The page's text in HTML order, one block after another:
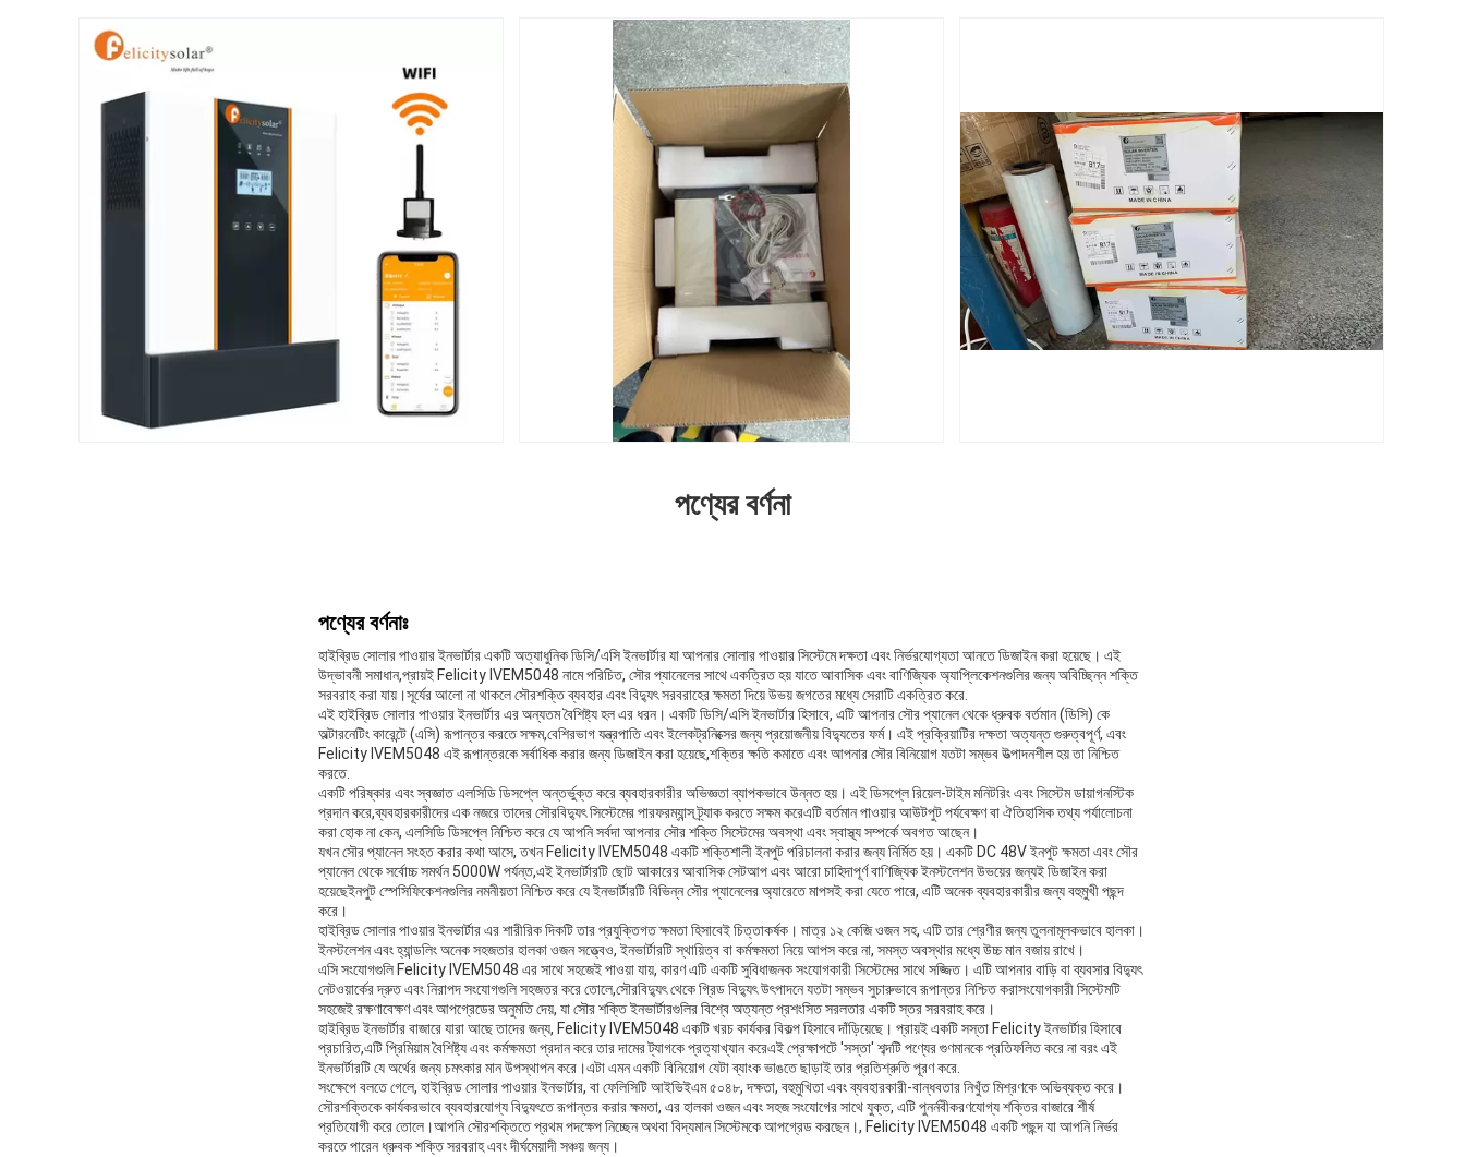
পণ্যের বর্ণনা
পণ্যের বর্ণনাঃ
হাইব্রিড সোলার পাওয়ার ইনভার্টার একটি অত্যাধুনিক ডিসি/এসি ইনভার্টার যা আপনার সোলার পাওয়ার সিস্টেমে দক্ষতা এবং নির্ভরযোগ্যতা আনতে ডিজাইন করা হয়েছে। এই
উদ্ভাবনী সমাধান,প্রায়ই Felicity IVEM5048 নামে পরিচিত, সৌর প্যানেলের সাথে একত্রিত হয় যাতে আবাসিক এবং বাণিজ্যিক অ্যাপ্লিকেশনগুলির জন্য অবিচ্ছিন্ন শক্তি
সরবরাহ করা যায়।সূর্যের আলো না থাকলে সৌরশক্তি ব্যবহার এবং বিদ্যুৎ সরবরাহের ক্ষমতা দিয়ে উভয় জগতের মধ্যে সেরাটি একত্রিত করে.
এই হাইব্রিড সোলার পাওয়ার ইনভার্টার এর অন্যতম বৈশিষ্ট্য হল এর ধরন। একটি ডিসি/এসি ইনভার্টার হিসাবে, এটি আপনার সৌর প্যানেল থেকে ধ্রুবক বর্তমান (ডিসি) কে
অল্টারনেটিং কারেন্টে (এসি) রূপান্তর করতে সক্ষম,বেশিরভাগ যন্ত্রপাতি এবং ইলেকট্রনিক্সের জন্য প্রয়োজনীয় বিদ্যুতের ফর্ম। এই প্রক্রিয়াটির দক্ষতা অত্যন্ত গুরুত্বপূর্ণ, এবং
Felicity IVEM5048 এই রূপান্তরকে সর্বাধিক করার জন্য ডিজাইন করা হয়েছে,শক্তির ক্ষতি কমাতে এবং আপনার সৌর বিনিয়োগ যতটা সম্ভব উত্পাদনশীল হয় তা নিশ্চিত
করতে.
একটি পরিষ্কার এবং স্বজ্ঞাত এলসিডি ডিসপ্লে অন্তর্ভুক্ত করে ব্যবহারকারীর অভিজ্ঞতা ব্যাপকভাবে উন্নত হয়। এই ডিসপ্লে রিয়েল-টাইম মনিটরিং এবং সিস্টেম ডায়াগনস্টিক
প্রদান করে,ব্যবহারকারীদের এক নজরে তাদের সৌরবিদ্যুৎ সিস্টেমের পারফরম্যান্স ট্র্যাক করতে সক্ষম করেএটি বর্তমান পাওয়ার আউটপুট পর্যবেক্ষণ বা ঐতিহাসিক তথ্য পর্যালোচনা
করা হোক না কেন, এলসিডি ডিসপ্লে নিশ্চিত করে যে আপনি সর্বদা আপনার সৌর শক্তি সিস্টেমের অবস্থা এবং স্বাস্থ্য সম্পর্কে অবগত আছেন।
যখন সৌর প্যানেল সংহত করার কথা আসে, তখন Felicity IVEM5048 একটি শক্তিশালী ইনপুট পরিচালনা করার জন্য নির্মিত হয়। একটি DC 48V ইনপুট ক্ষমতা এবং সৌর
প্যানেল থেকে সর্বোচ্চ সমর্থন 5000W পর্যন্ত,এই ইনভার্টারটি ছোট আকারের আবাসিক সেটআপ এবং আরো চাহিদাপূর্ণ বাণিজ্যিক ইনস্টলেশন উভয়ের জন্যই ডিজাইন করা
হয়েছেইনপুট স্পেসিফিকেশনগুলির নমনীয়তা নিশ্চিত করে যে ইনভার্টারটি বিভিন্ন সৌর প্যানেলের অ্যারেতে মাপসই করা যেতে পারে, এটি অনেক ব্যবহারকারীর জন্য বহুমুখী পছন্দ
করে।
হাইব্রিড সোলার পাওয়ার ইনভার্টার এর শারীরিক দিকটি তার প্রযুক্তিগত ক্ষমতা হিসাবেই চিত্তাকর্ষক। মাত্র ১২ কেজি ওজন সহ, এটি তার শ্রেণীর জন্য তুলনামূলকভাবে হালকা।
ইনস্টলেশন এবং হ্যান্ডলিং অনেক সহজতার হালকা ওজন সত্ত্বেও, ইনভার্টারটি স্থায়িত্ব বা কর্মক্ষমতা নিয়ে আপস করে না, সমস্ত অবস্থার মধ্যে উচ্চ মান বজায় রাখে।
এসি সংযোগগুলি Felicity IVEM5048 এর সাথে সহজেই পাওয়া যায়, কারণ এটি একটি সুবিধাজনক সংযোগকারী সিস্টেমের সাথে সজ্জিত। এটি আপনার বাড়ি বা ব্যবসার বিদ্যুৎ
নেটওয়ার্কের দ্রুত এবং নিরাপদ সংযোগগুলি সহজতর করে তোলে,সৌরবিদ্যুৎ থেকে গ্রিড বিদ্যুৎ উৎপাদনে যতটা সম্ভব সুচারুভাবে রূপান্তর নিশ্চিত করাসংযোগকারী সিস্টেমটি
সহজেই রক্ষণাবেক্ষণ এবং আপগ্রেডের অনুমতি দেয়, যা সৌর শক্তি ইনভার্টারগুলির বিশ্বে অত্যন্ত প্রশংসিত সরলতার একটি স্তর সরবরাহ করে।
হাইব্রিড ইনভার্টার বাজারে যারা আছে তাদের জন্য, Felicity IVEM5048 একটি খরচ কার্যকর বিকল্প হিসাবে দাঁড়িয়েছে। প্রায়ই একটি সস্তা Felicity ইনভার্টার হিসাবে
প্রচারিত,এটি প্রিমিয়াম বৈশিষ্ট্য এবং কর্মক্ষমতা প্রদান করে তার দামের ট্যাগকে প্রত্যাখ্যান করেএই প্রেক্ষাপটে 'সস্তা' শব্দটি পণ্যের গুণমানকে প্রতিফলিত করে না বরং এই
ইনভার্টারটি যে অর্থের জন্য চমৎকার মান উপস্থাপন করে।এটা এমন একটি বিনিয়োগ যেটা ব্যাংক ভাঙতে ছাড়াই তার প্রতিশ্রুতি পূরণ করে.
সংক্ষেপে বলতে গেলে, হাইব্রিড সোলার পাওয়ার ইনভার্টার, বা ফেলিসিটি আইভিইএম ৫০৪৮, দক্ষতা, বহুমুখিতা এবং ব্যবহারকারী-বান্ধবতার নিখুঁত মিশ্রণকে অভিব্যক্ত করে।
সৌরশক্তিকে কার্যকরভাবে ব্যবহারযোগ্য বিদ্যুৎতে রূপান্তর করার ক্ষমতা, এর হালকা ওজন এবং সহজ সংযোগের সাথে যুক্ত, এটি পুনর্নবীকরণযোগ্য শক্তির বাজারে শীর্ষ
প্রতিযোগী করে তোলে।আপনি সৌরশক্তিতে প্রথম পদক্ষেপ নিচ্ছেন অথবা বিদ্যমান সিস্টেমকে আপগ্রেড করছেন।, Felicity IVEM5048 একটি পছন্দ যা আপনি নির্ভর
করতে পারেন ধ্রুবক শক্তি সরবরাহ এবং দীর্ঘমেয়াদী সঞ্চয় জন্য।